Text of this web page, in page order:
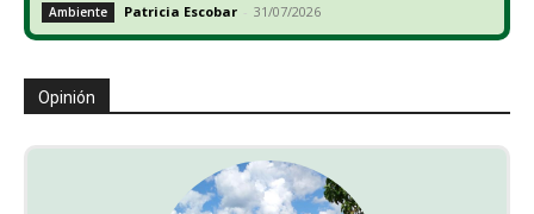
Ambiente Patricia Escobar - 31/07/2026
Opinión